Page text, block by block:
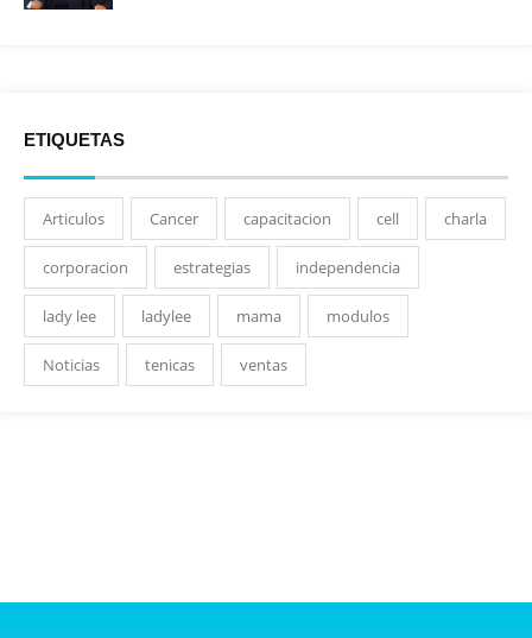
ETIQUETAS
Articulos Cancer capacitacion cell charla
corporacion estrategias independencia
lady lee ladylee mama modulos
Noticias tenicas ventas